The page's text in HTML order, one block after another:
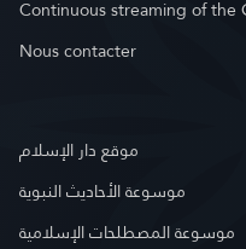
Continuous streaming of the
Nous contacter
موقع دار الإسلام
موسوعة الأحاديث النبوية
موسوعة المصطلحات الإسلامية